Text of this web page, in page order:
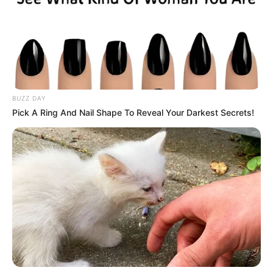
Mute
Baca juga: Biodata, Profil, dan Fakta Carlotta Bonke
BUZZ DAY
Pick A Ring And Nail Shape To Reveal Your Darkest Secrets!